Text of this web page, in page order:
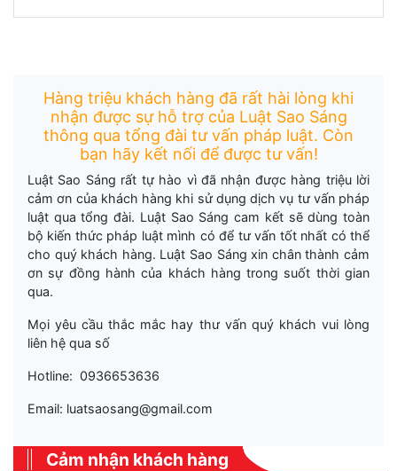
Hàng triệu khách hàng đã rất hài lòng khi
nhận được sự hỗ trợ của Luật Sao Sáng
thông qua tổng đài tư vấn pháp luật. Còn
bạn hãy kết nối để được tư vấn!
Luật Sao Sáng rất tự hào vì đã nhận được hàng triệu lời
cảm ơn của khách hàng khi sử dụng dịch vụ tư vấn pháp
luật qua tổng đài. Luật Sao Sáng cam kết sẽ dùng toàn
bộ kiến thức pháp luật mình có để tư vấn tốt nhất có thể
cho quý khách hàng. Luật Sao Sáng xin chân thành cảm
ơn sự đồng hành của khách hàng trong suốt thời gian
qua.
Mọi yêu cầu thắc mắc hay thư vấn quý khách vui lòng
liên hệ qua số
Hotline: 0936653636
Email: luatsaosang@gmail.com
Cảm nhận khách hàng